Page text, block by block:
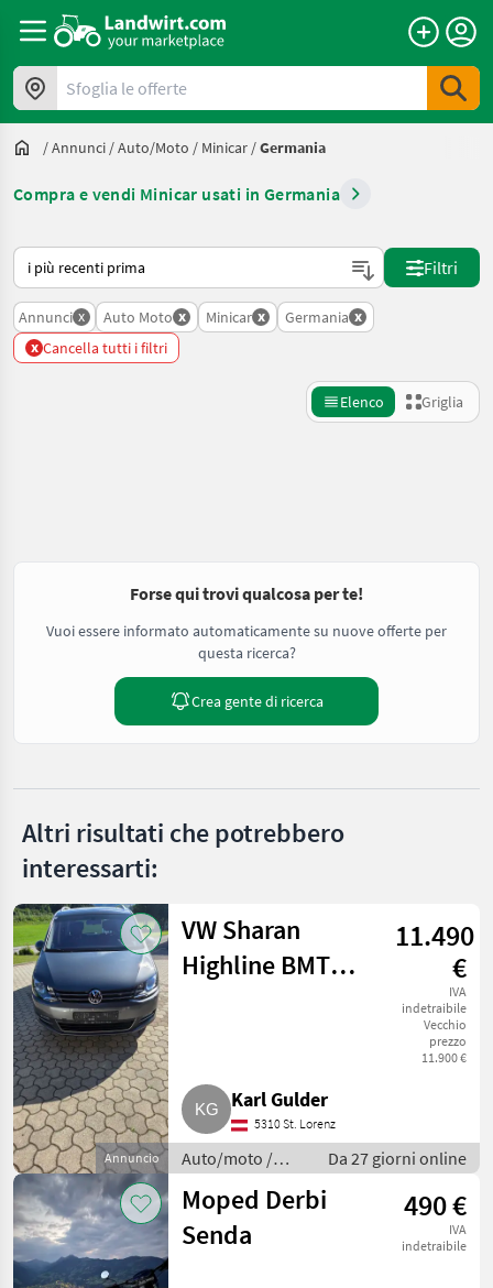
Sfoglia le offerte
/Annunci /Auto/moto / Minicar /Germania
Compra e vendi Minicar usati in Germania
Ecco come viene ordinato su Landwirt.com
Filtri
Annunci x Auto Moto x Minicar x Germania x
x Cancella tutti i filtri
Elenco Griglia
Forse qui trovi qualcosa per te!
Vuoi essere informato automaticamente su nuove offerte per
questa ricerca?
Crea gente di ricerca
Altri risultati che potrebbero
interessarti:
Annuncio
VW Sharan
Highline BMT
11.490
€
IVA
indetraibile
Vecchio
prezzo
11.900 €
Karl Gulder
5310 St. Lorenz
Auto/moto /
Familiari
Da 27 giorni online
Moped Derbi
Senda
490 €
IVA
indetraibile